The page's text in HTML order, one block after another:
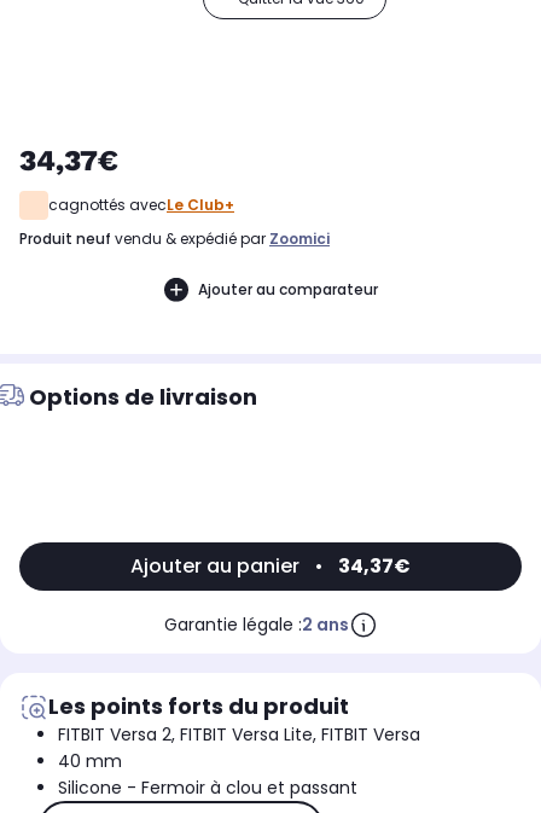
34,37€
cagnottés avecLe Club+
produit neuf vendu & expédié par Zoomici
Ajouter au comparateur
Options de livraison
Ajouter au panier • 34,37€
Garantie légale :2 ans
Les points forts du produit
FITBIT Versa 2, FITBIT Versa Lite, FITBIT Versa
40 mm
Silicone - Fermoir à clou et passant